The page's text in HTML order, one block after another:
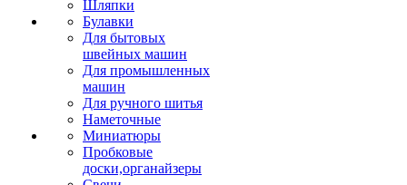
Шляпки
Булавки
Для бытовых
швейных машин
Для промышленных
машин
Для ручного шитья
Наметочные
Миниатюры
Пробковые
доски,органайзеры